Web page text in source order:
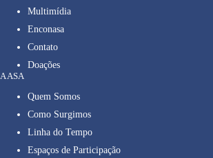
Multimídia
Enconasa
Contato
Doações
A ASA
Quem Somos
Como Surgimos
Linha do Tempo
Espaços de Participação